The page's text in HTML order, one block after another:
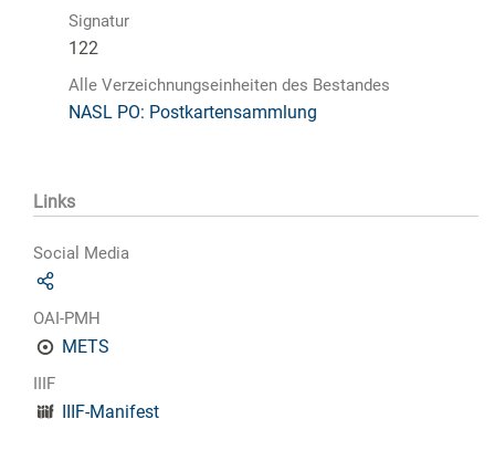
Signatur
122
Alle Verzeichnungseinheiten des Bestandes
NASL PO: Postkartensammlung
Links
Social Media
OAI-PMH
METS
IIIF
IIIF-Manifest